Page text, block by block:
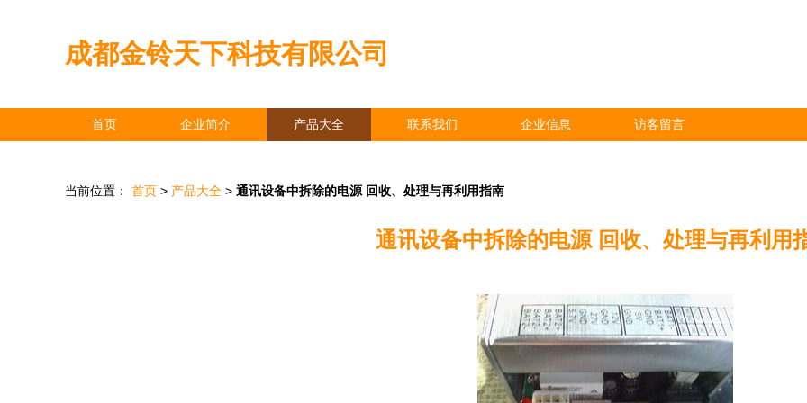
成都金铃天下科技有限公司
首页 企业简介 产品大全 联系我们 企业信息 访客留言
当前位置： 首页 > 产品大全 > 通讯设备中拆除的电源 回收、处理与再利用指南
通讯设备中拆除的电源 回收、处理与再利用